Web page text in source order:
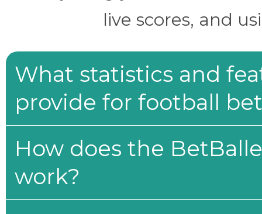
live scores, and
What statistics and
provide for football
How does the
work?